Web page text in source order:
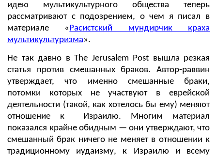
идею мультикультурного общества теперь
рассматривают с подозрением, о чем я писал в
материале «Расистский мундирчик краха
мультикультуризма».
Не так давно в The Jerusalem Post вышла резкая
статья против смешанных браков. Автор-раввин
утверждает, что именно смешанные браки,
потомки которых не участвуют в еврейской
деятельности (такой, как хотелось бы ему) меняют
отношение к Израилю. Многим материал
показался крайне обидным — они утверждают, что
смешанный брак ничего не меняет в отношении к
традиционному иудаизму, к Израилю и всему